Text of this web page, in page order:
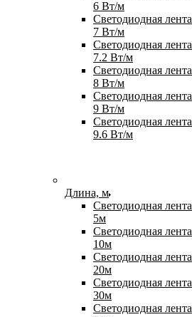
6 Вт/м
Светодиодная лента
7 Вт/м
Светодиодная лента
7.2 Вт/м
Светодиодная лента
8 Вт/м
Светодиодная лента
9 Вт/м
Светодиодная лента
9.6 Вт/м
Длина, м
Светодиодная лента
5м
Светодиодная лента
10м
Светодиодная лента
20м
Светодиодная лента
30м
Светодиодная лента